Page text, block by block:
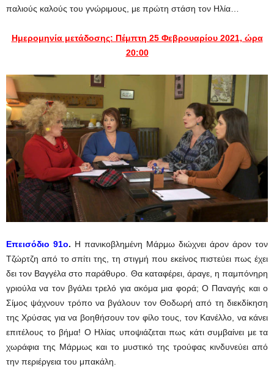
παλιούς καλούς του γνώριμους, με πρώτη στάση τον Ηλία…
Ημερομηνία μετάδοσης: Πέμπτη 25 Φεβρουαρίου 2021, ώρα
20:00
Eπεισόδιο 91ο. Η πανικοβλημένη Μάρμω διώχνει άρον άρον τον
Τζώρτζη από το σπίτι της, τη στιγμή που εκείνος πιστεύει πως έχει
δει τον Βαγγέλα στο παράθυρο. Θα καταφέρει, άραγε, η παμπόνηρη
γριούλα να τον βγάλει τρελό για ακόμα μια φορά; Ο Παναγής και ο
Σίμος ψάχνουν τρόπο να βγάλουν τον Θοδωρή από τη διεκδίκηση
της Χρύσας για να βοηθήσουν τον φίλο τους, τον Κανέλλο, να κάνει
επιτέλους το βήμα! Ο Ηλίας υποψιάζεται πως κάτι συμβαίνει με τα
χωράφια της Μάρμως και το μυστικό της τρούφας κινδυνεύει από
την περιέργεια του μπακάλη.